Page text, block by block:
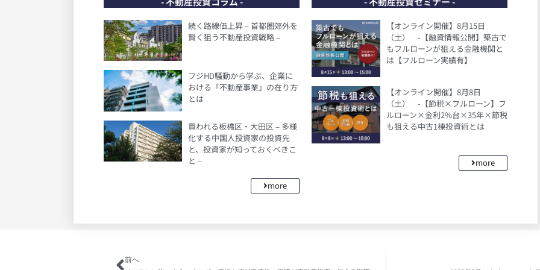
続く路線価上昇 – 首都圏郊外を
賢く狙う不動産投資戦略 –
フジHD騒動から学ぶ、企業に
おける「不動産事業」の在り方
とは
買われる板橋区・大田区 – 多様
化する中国人投資家の投資先
と、投資家が知っておくべきこ
と –
more
【オンライン開催】8月15日
（土） -【融資情報公開】築古で
もフルローンが狙える金融機関と
は【フルローン実績有】
【オンライン開催】8月8日
（土） -【節税×フルローン】フ
ルローン×金利2%台×35年×節税
も狙える中古1棟投資術とは
more
前へ